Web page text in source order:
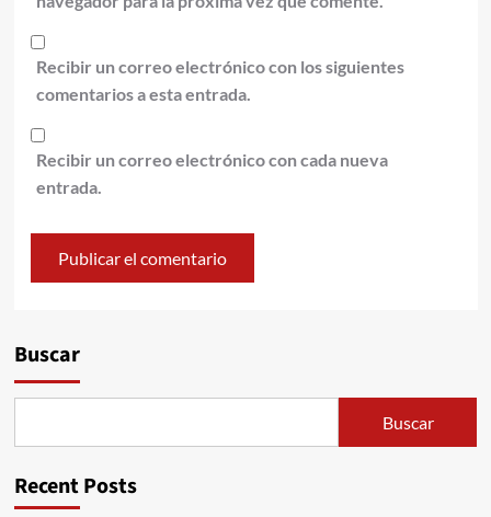
Recibir un correo electrónico con los siguientes
comentarios a esta entrada.
Recibir un correo electrónico con cada nueva
entrada.
Buscar
Buscar
Recent Posts